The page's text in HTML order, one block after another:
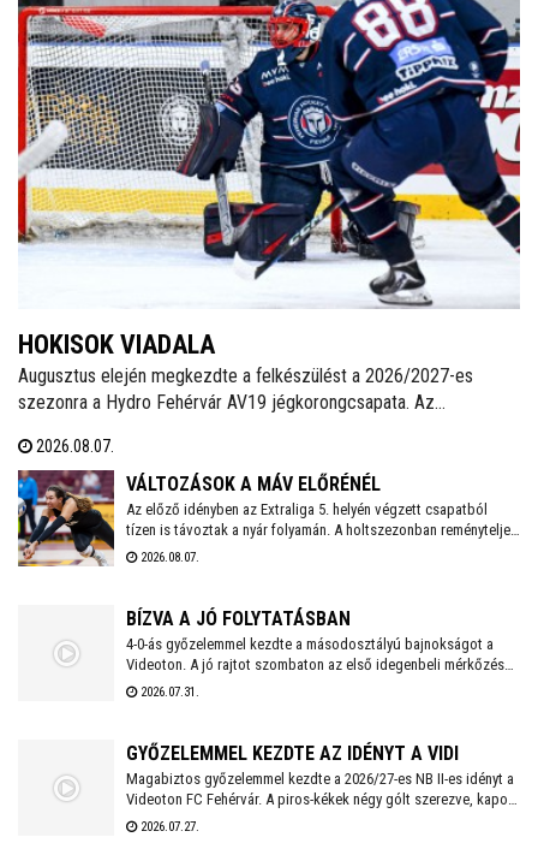
HOKISOK VIADALA
Augusztus elején megkezdte a felkészülést a 2026/2027-es
szezonra a Hydro Fehérvár AV19 jégkorongcsapata. Az
teljesítményt nyújtó játékos csatlakozhat a Volán ICEHL-
keretéhez.
2026.08.07.
VÁLTOZÁSOK A MÁV ELŐRÉNÉL
Az előző idényben az Extraliga 5. helyén végzett csapatból
tízen is távoztak a nyár folyamán. A holtszezonban reményteljes
magyar és külföldi fiatalokkal, valamint bolgár válogatott
2026.08.07.
BÍZVA A JÓ FOLYTATÁSBAN
4-0-ás győzelemmel kezdte a másodosztályú bajnokságot a
Videoton. A jó rajtot szombaton az első idegenbeli mérkőzés
követi, a tavaly még NB I-es Kazincbarcika otthonában.
2026.07.31.
GYŐZELEMMEL KEZDTE AZ IDÉNYT A VIDI
Magabiztos győzelemmel kezdte a 2026/27-es NB II-es idényt a
Videoton FC Fehérvár. A piros-kékek négy gólt szerezve, kapott
találat nélkül múlták felül a tavalyi szezon negyedik
2026.07.27.